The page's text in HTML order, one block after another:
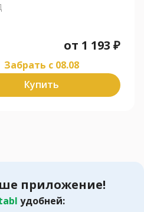
от 1 193 ₽
Забрать c 08.08
Купить
приложение!
удобней: